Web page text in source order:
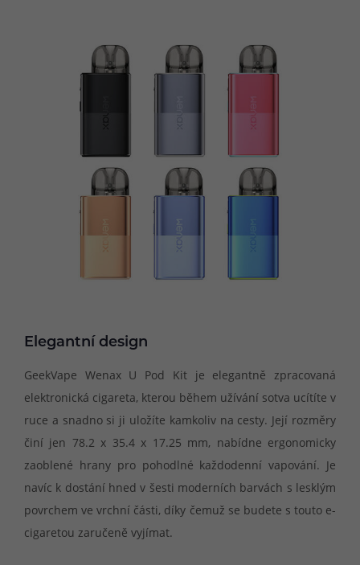
Elegantní design
GeekVape Wenax U Pod Kit je elegantně zpracovaná
elektronická cigareta, kterou během užívání sotva ucítíte v
ruce a snadno si ji uložíte kamkoliv na cesty. Její rozměry
činí jen 78.2 x 35.4 x 17.25 mm, nabídne ergonomicky
zaoblené hrany pro pohodlné každodenní vapování. Je
navíc k dostání hned v šesti moderních barvách s lesklým
povrchem ve vrchní části, díky čemuž se budete s touto e-
cigaretou zaručeně vyjímat.